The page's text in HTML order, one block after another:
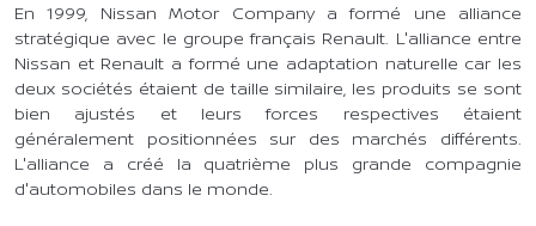
En 1999, Nissan Motor Company a formé une alliance
stratégique avec le groupe français Renault. L'alliance entre
Nissan et Renault a formé une adaptation naturelle car les
deux sociétés étaient de taille similaire, les produits se sont
bien ajustés et leurs forces respectives étaient
généralement positionnées sur des marchés différents.
L'alliance a créé la quatrième plus grande compagnie
d'automobiles dans le monde.